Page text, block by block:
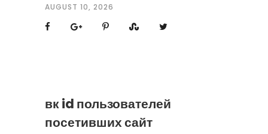
AUGUST 10, 2026
вк id пользователей
посетивших сайт